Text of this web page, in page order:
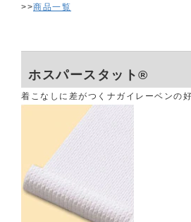
>>商品一覧
ホスパースタット®
着こなしに差がつくナガイレーベンの